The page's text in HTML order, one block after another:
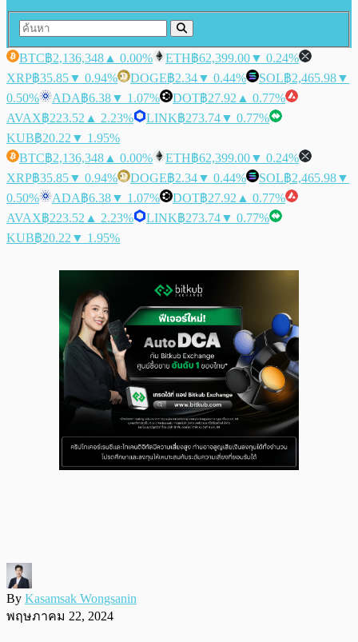
BTC฿2,136,348 ▲ 0.00% ETH฿62,399.00▼ 0.24%
XRP฿35.85▼ 0.94% DOGE฿2.34▼ 0.44% SOL฿2,465.98▼
0.50%
ADA฿6.38▼ 1.07% DOT฿27.92 ▲ 0.77%
AVAX฿223.52 ▲ 2.23% LINK฿273.74▼ 0.77%
KUB฿20.22 ▼ 1.95%
BTC฿2,136,348 ▲ 0.00% ETH฿62,399.00▼ 0.24%
XRP฿35.85▼ 0.94% DOGE฿2.34▼ 0.44% SOL฿2,465.98▼
0.50%
ADA฿6.38▼ 1.07% DOT฿27.92 ▲ 0.77%
AVAX฿223.52 ▲ 2.23% LINK฿273.74▼ 0.77%
KUB฿20.22 ▼ 1.95%
By Kasamsak Wongsanin
พฤษภาคม 22, 2024